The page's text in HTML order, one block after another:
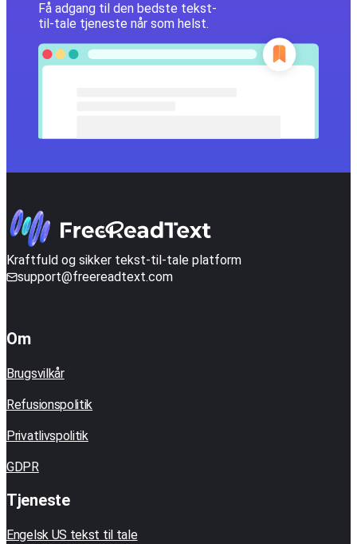
Få adgang til den bedste tekst-
til-tale tjeneste når som helst.
Kraftfuld og sikker tekst-til-tale platform
support@freereadtext.com
Om
Brugsvilkår
Refusionspolitik
Privatlivspolitik
GDPR
Tjeneste
Engelsk US tekst til tale